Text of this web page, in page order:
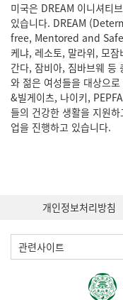
미국은 DREAM 이니셔티
있습니다. DREAM
free, Mentored and
케냐, 레소토, 말라위, 모
간다, 잠비아, 짐바브웨 등
와 젊은 여성들을 대상으
&빌게이츠, 나이키,
들의 건강한 생활을 지원
업을 진행하고 있습니다.
개인정보처리방침
관련사이트